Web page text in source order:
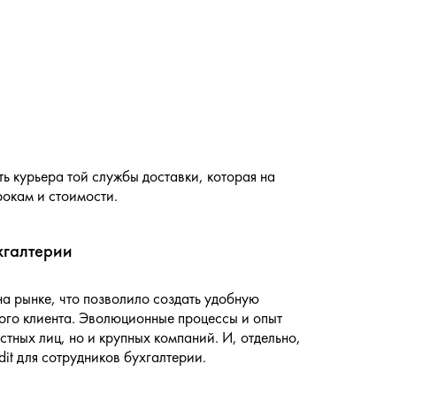
курьера той службы доставки, которая на
и стоимости.
рынке, что позволило создать удобную
клиента. Эволюционные процессы и опыт
лиц, но и крупных компаний. И, отдельно,
для сотрудников бухгалтерии.